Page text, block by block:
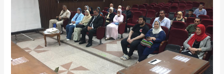
تنظم
حوارًا
مفتوحًا
لدعم